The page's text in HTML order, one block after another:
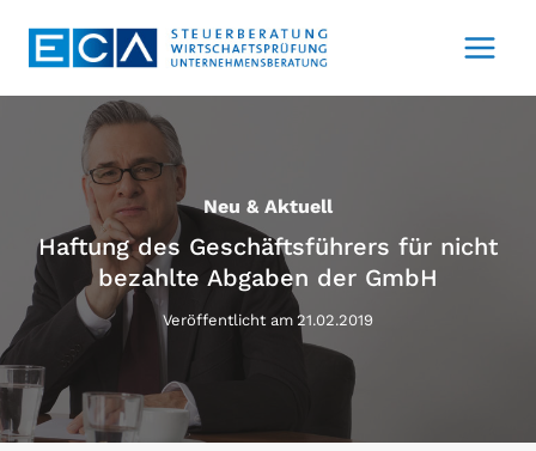
Inhalt
Neu & Aktuell
Haftung des Geschäftsführers für nicht
bezahlte Abgaben der GmbH
Veröffentlicht am 21.02.2019